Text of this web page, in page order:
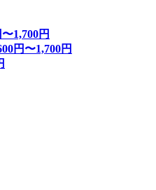
〜1,700円
円〜1,700円